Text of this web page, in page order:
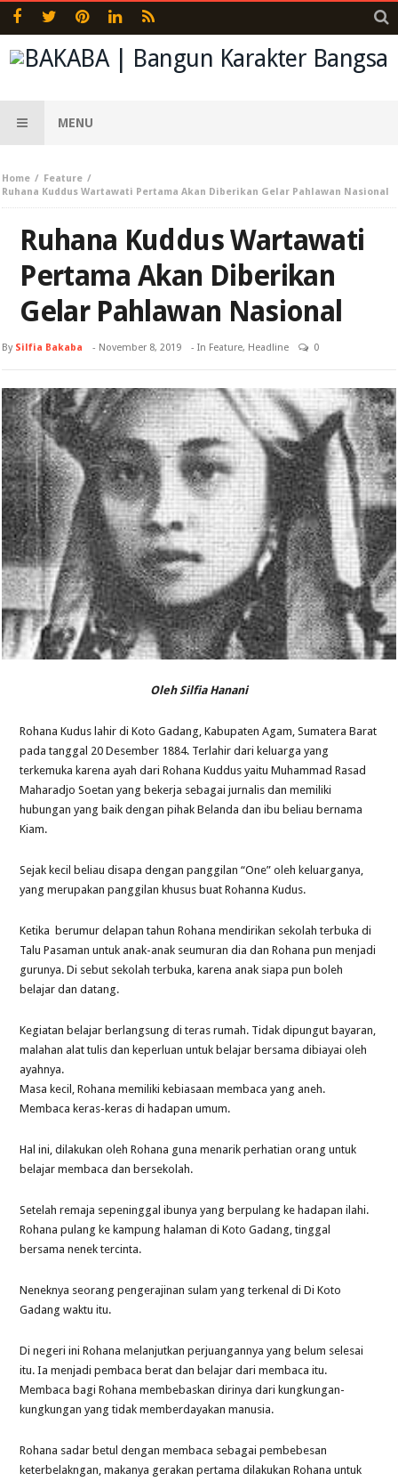
MENU
Home
Feature
Ruhana Kuddus Wartawati Pertama Akan Diberikan Gelar Pahlawan Nasional
Ruhana Kuddus Wartawati
Pertama Akan Diberikan
Gelar Pahlawan Nasional
By Silfia Bakaba - November 8, 2019 - In Feature, Headline 0
Oleh Silfia Hanani
Rohana Kudus lahir di Koto Gadang, Kabupaten Agam, Sumatera Barat
pada tanggal 20 Desember 1884. Terlahir dari keluarga yang
terkemuka karena ayah dari Rohana Kuddus yaitu Muhammad Rasad
Maharadjo Soetan yang bekerja sebagai jurnalis dan memiliki
hubungan yang baik dengan pihak Belanda dan ibu beliau bernama
Kiam.
Sejak kecil beliau disapa dengan panggilan “One” oleh keluarganya,
yang merupakan panggilan khusus buat Rohanna Kudus.
Ketika berumur delapan tahun Rohana mendirikan sekolah terbuka di
Talu Pasaman untuk anak-anak seumuran dia dan Rohana pun menjadi
gurunya. Di sebut sekolah terbuka, karena anak siapa pun boleh
belajar dan datang.
Kegiatan belajar berlangsung di teras rumah. Tidak dipungut bayaran,
malahan alat tulis dan keperluan untuk belajar bersama dibiayai oleh
ayahnya.
Masa kecil, Rohana memiliki kebiasaan membaca yang aneh.
Membaca keras-keras di hadapan umum.
Hal ini, dilakukan oleh Rohana guna menarik perhatian orang untuk
belajar membaca dan bersekolah.
Setelah remaja sepeninggal ibunya yang berpulang ke hadapan ilahi.
Rohana pulang ke kampung halaman di Koto Gadang, tinggal
bersama nenek tercinta.
Neneknya seorang pengerajinan sulam yang terkenal di Di Koto
Gadang waktu itu.
Di negeri ini Rohana melanjutkan perjuangannya yang belum selesai
itu. Ia menjadi pembaca berat dan belajar dari membaca itu.
Membaca bagi Rohana membebaskan dirinya dari kungkungan-
kungkungan yang tidak memberdayakan manusia.
Rohana sadar betul dengan membaca sebagai pembebesan
keterbelakngan, makanya gerakan pertama dilakukan Rohana untuk